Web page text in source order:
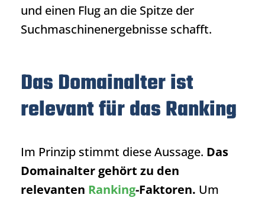
und einen Flug an die Spitze der
Suchmaschinenergebnisse schafft.
Das Domainalter ist
relevant für das Ranking
Im Prinzip stimmt diese Aussage. Das
Domainalter gehört zu den
relevanten Ranking-Faktoren. Um